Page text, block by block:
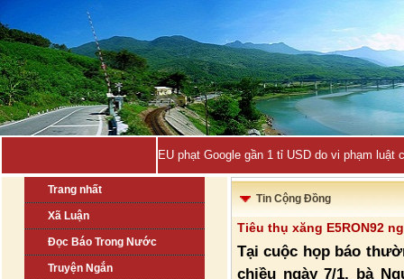
EU phạt Google gần 1 tỉ USD do vi phạm luật
Trang nhất
Xã Luận
Đọc Báo Trong Nước
Truyện Ngắn
Tin Cộng Đồng
Tiêu thụ xăng E5RON92
Tại cuộc họp báo
chiều ngày 7/1, bà